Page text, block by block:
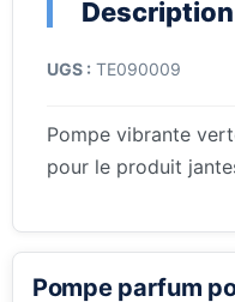
UGS : TE090009
Pompe vibrante
pour le produit
Pompe parfum